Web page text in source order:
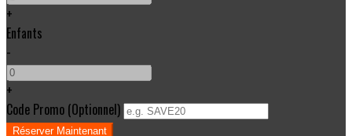
+
Enfants
-
+
Code Promo (Optionnel)